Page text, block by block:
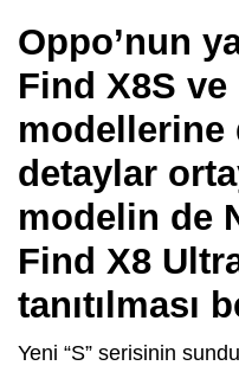
Oppo’nun
Find X8S
modellerine
detaylar
modelin de
Find X8
tanıtılması
Yeni “S” serisinin